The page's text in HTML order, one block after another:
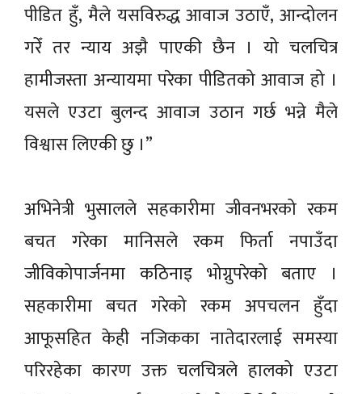
पीडित हुँ, मैले यसविरुद्ध आवाज उठाएँ, आन्दोलन
गरेँ तर न्याय अझै पाएकी छैन । यो चलचित्र
हामीजस्ता अन्यायमा परेका पीडितको आवाज हो ।
यसले एउटा बुलन्द आवाज उठान गर्छ भन्ने मैले
विश्वास लिएकी छु ।”
अभिनेत्री भुसालले सहकारीमा जीवनभरको रकम
बचत गरेका मानिसले रकम फिर्ता नपाउँदा
जीविकोपार्जनमा कठिनाइ भोग्नुपरेको बताए ।
सहकारीमा बचत गरेको रकम अपचलन हुँदा
आफूसहित केही नजिकका नातेदारलाई समस्या
परिरहेका कारण उक्त चलचित्रले हालको एउटा